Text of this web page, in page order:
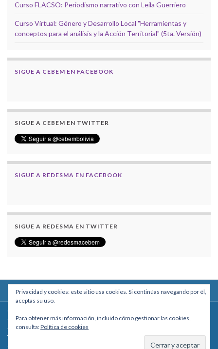
Curso FLACSO: Periodismo narrativo con Leila Guerriero
Curso Virtual: Género y Desarrollo Local "Herramientas y
conceptos para el análisis y la Acción Territorial" (5ta. Versión)
SIGUE A CEBEM EN FACEBOOK
SIGUE A CEBEM EN TWITTER
SIGUE A REDESMA EN FACEBOOK
SIGUE A REDESMA EN TWITTER
Calle Macario Pinilla # 2588 esq. Av. Arce, Edificio Arcadia, Mezzanine, Of. 101
- La Paz, Bolivia
Teléfono: +591 2431818 - Celular: +591 73027636
Privacidad y cookies: este sitio usa cookies. Si continúas navegando por él,
aceptas su uso.
Para obtener más información, incluido cómo gestionar las cookies,
consulta:Política de cookies